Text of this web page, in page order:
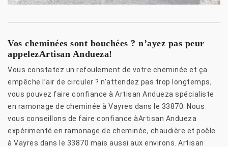
Vos cheminées sont bouchées ? n’ayez pas peur
appelezArtisan Andueza!
Vous constatez un refoulement de votre cheminée et ça
empêche l’air de circuler ? n’attendez pas trop longtemps,
vous pouvez faire confiance à Artisan Andueza spécialiste
en ramonage de cheminée à Vayres dans le 33870. Nous
vous conseillons de faire confiance àArtisan Andueza
expérimenté en ramonage de cheminée, chaudière et poêle
à Vayres dans le 33870 mais aussi aux environs. Artisan